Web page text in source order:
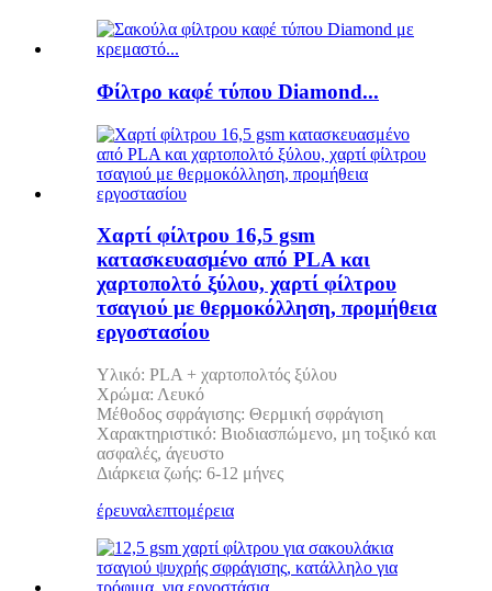
Φίλτρο καφέ τύπου Diamond...
Χαρτί φίλτρου 16,5 gsm
κατασκευασμένο από PLA και
χαρτοπολτό ξύλου, χαρτί φίλτρου
τσαγιού με θερμοκόλληση, προμήθεια
εργοστασίου
Υλικό: PLA + χαρτοπολτός ξύλου
Χρώμα: Λευκό
Μέθοδος σφράγισης: Θερμική σφράγιση
Χαρακτηριστικό: Βιοδιασπώμενο, μη τοξικό και
ασφαλές, άγευστο
Διάρκεια ζωής: 6-12 μήνες
έρευναλεπτομέρεια